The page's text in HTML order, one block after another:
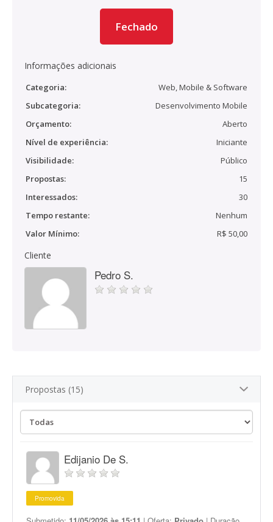
Fechado
Informações adicionais
Categoria:
Web, Mobile & Software
Subcategoria:
Desenvolvimento Mobile
Orçamento:
Aberto
Nível de experiência:
Iniciante
Visibilidade:
Público
Propostas:
15
Interessados:
30
Tempo restante:
Nenhum
Valor Mínimo:
R$ 50,00
Cliente
Pedro S.
Propostas (15)
Edijanio De S.
Promovida